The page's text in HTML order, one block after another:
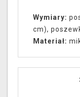
Wymiary:
cm),
Materiał: